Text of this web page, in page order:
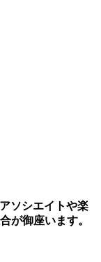
ソシエイトや楽
が御座います。